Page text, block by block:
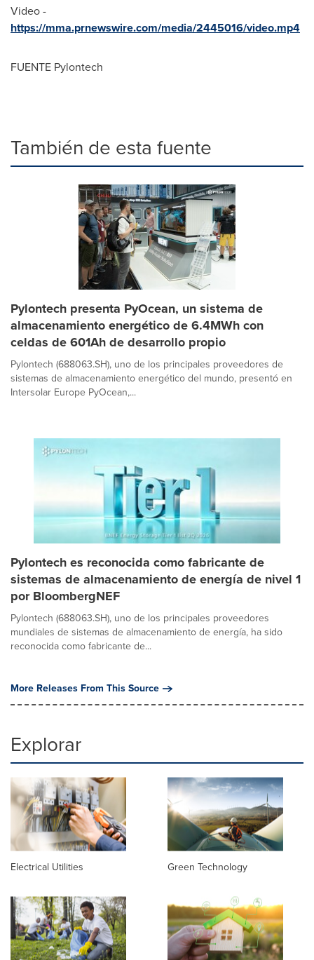
Video -
https://mma.prnewswire.com/media/2445016/video.mp4
FUENTE Pylontech
También de esta fuente
Pylontech presenta PyOcean, un sistema de
almacenamiento energético de 6.4MWh con
celdas de 601Ah de desarrollo propio
Pylontech (688063.SH), uno de los principales proveedores de
sistemas de almacenamiento energético del mundo, presentó en
Intersolar Europe PyOcean,...
Pylontech es reconocida como fabricante de
sistemas de almacenamiento de energía de nivel 1
por BloombergNEF
Pylontech (688063.SH), uno de los principales proveedores
mundiales de sistemas de almacenamiento de energía, ha sido
reconocida como fabricante de...
More Releases From This Source
Explorar
Electrical Utilities Green Technology